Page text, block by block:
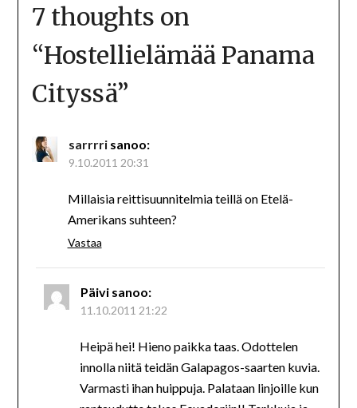
7 thoughts on
“Hostellielämää Panama
Cityssä”
sarrrri sanoo:
9.10.2011 20:31
Millaisia reittisuunnitelmia teillä on Etelä-
Amerikans suhteen?
Vastaa
Päivi sanoo:
11.10.2011 21:22
Heipä hei! Hieno paikka taas. Odottelen
innolla niitä teidän Galapagos-saarten kuvia.
Varmasti ihan huippuja. Palataan linjoille kun